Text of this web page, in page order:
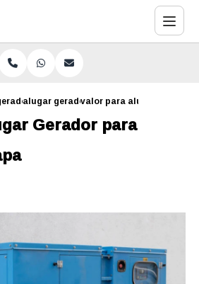
alugar gerador para casamento
valor para alugar gerador
Gerador para